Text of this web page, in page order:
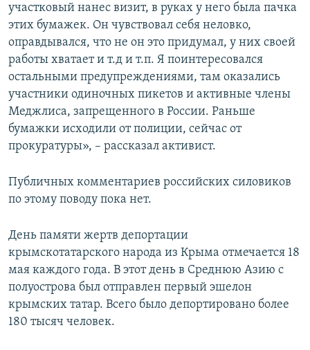
участковый нанес визит, в руках у него была пачка
этих бумажек. Он чувствовал себя неловко,
оправдывался, что не он это придумал, у них своей
работы хватает и т.д и т.п. Я поинтересовался
остальными предупреждениями, там оказались
участники одиночных пикетов и активные члены
Меджлиса, запрещенного в России. Раньше
бумажки исходили от полиции, сейчас от
прокуратуры», – рассказал активист.
Публичных комментариев российских силовиков
по этому поводу пока нет.
День памяти жертв депортации
крымскотатарского народа из Крыма отмечается 18
мая каждого года. В этот день в Среднюю Азию с
полуострова был отправлен первый эшелон
крымских татар. Всего было депортировано более
180 тысяч человек.